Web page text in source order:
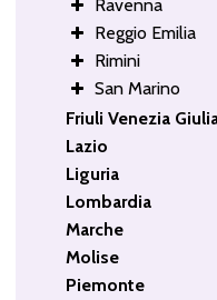
Ravenna
Reggio Emilia
Rimini
San Marino
Friuli Venezia
Lazio
Liguria
Lombardia
Marche
Molise
Piemonte